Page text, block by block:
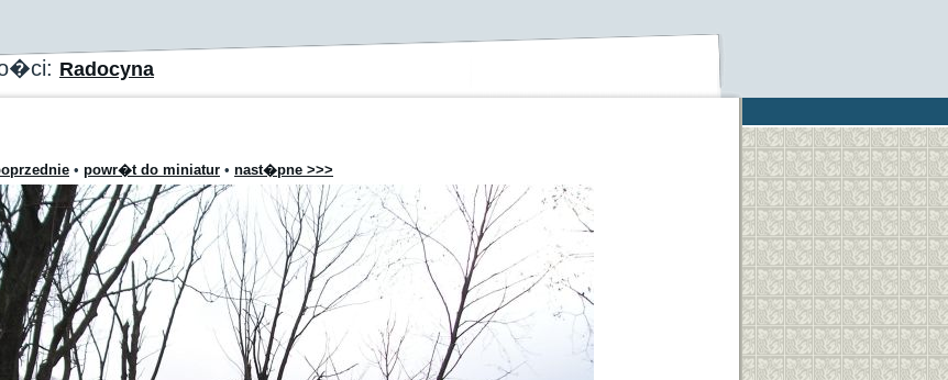
Radocyna
• powr�t do miniatur • nast�pne >>>